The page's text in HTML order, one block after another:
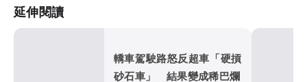
延伸閱讀
轎車駕駛路怒反超車「硬摃
砂石車」 結果變成稀巴爛